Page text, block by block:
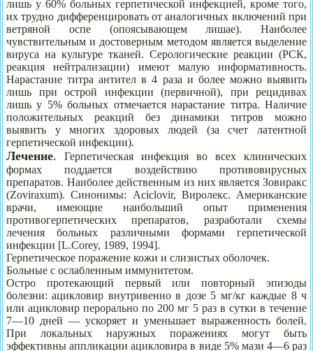
лишь у 60% больных герпетической инфекцией, кроме того,
их трудно дифференцировать от аналогичных включений при
ветряной оспе (опоясывающем лишае). Наиболее
чувствительным и достоверным методом является выделение
вируса на культуре тканей. Серологические реакции (РСК,
реакция нейтрализации) имеют малую информативность.
Нарастание титра антител в 4 раза и более можно выявить
лишь при острой инфекции (первичной), при рецидивах
лишь у 5% больных отмечается нарастание титра. Наличие
положительных реакций без динамики титров можно
выявить у многих здоровых людей (за счет латентной
герпетической инфекции).
Лечение. Герпетическая инфекция во всех клинических
формах поддается воздействию противовирусных
препаратов. Наиболее действенным из них является Зовиракс
(Zoviraxum). Синонимы: Aciclovir, Виролекс. Американские
врачи, имеющие наибольший опыт применения
противогерпетических препаратов, разработали схемы
лечения больных различными формами герпетической
инфекции [L.Corey, 1989, 1994].
Герпетическое поражение кожи и слизистых оболочек.
Больные с ослабленным иммунитетом.
Остро протекающий первый или повторный эпизоды
болезни: ацикловир внутривенно в дозе 5 мг/кг каждые 8 ч
или ацикловир перорально по 200 мг 5 раз в сутки в течение
7—10 дней — ускоряет и уменьшает выраженность болей.
При локальных наружных поражениях могут быть
эффективны аппликации ацикловира в виде 5% мази 4—6 раз